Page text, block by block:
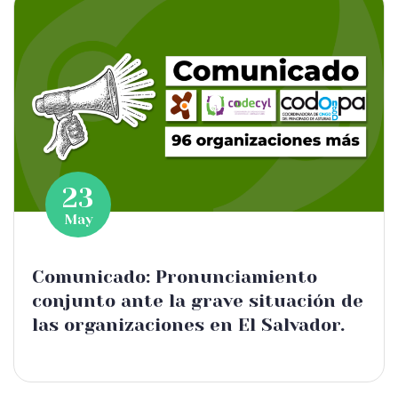
23
May
Comunicado: Pronunciamiento
conjunto ante la grave situación de
las organizaciones en El Salvador.